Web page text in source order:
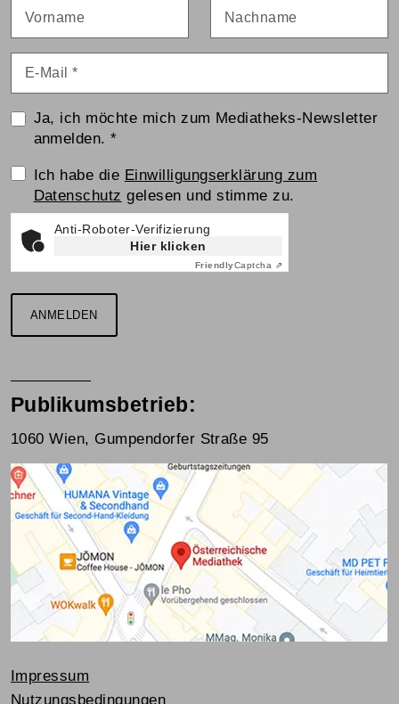
Ja, ich möchte mich zum Mediatheks-Newsletter
anmelden.*
Einwilligungserklärung
Ich habe die Einwilligungserklärung zum
Datenschutz gelesen und stimme zu.
Anti-Roboter-Verifizierung
Hier klicken
FriendlyCaptcha ⇗
ANMELDEN
Publikumsbetrieb:
1060 Wien, Gumpendorfer Straße 95
Impressum
Nutzungsbedingungen